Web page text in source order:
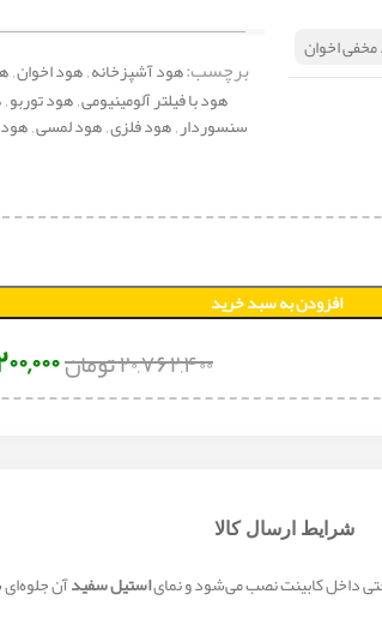
اخوان
برچسب:هود آشپزخانه,هود اخوان,
هود با فیلتر آلومینیومی,هود توربو,
سنسوردار,هود فلزی,هود لمسی,
افزودن به سبد خرید
۲۰,۷۶۲,۴۰۰تومان
شرایط ارسال کالا
استیل سفیدآن